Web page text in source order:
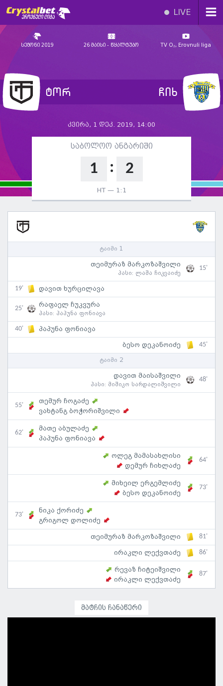
LIVE
სეზონი 2019 26 მაისი - წყალტუბო TV O₂, Erovnuli liga
ტორ ჩიხ
კვირა, 1 დეკ. 2019, 14:00
საბოლოო ანგარიში
1 : 2
HT — 1:1
ტაიმი 1
თეიმურაზ მარკოზაშვილი
პასი: ლაშა ჩიკვაიძე
15'
19' დავით ხურცილავა
25' რაფაელ ჩუკვურა
პასი: პაპუნა ფონიავა
40' პაპუნა ფონიავა
ბესო დეკანოიძე 45'
ტაიმი 2
დავით მაისაშვილი
პასი: მიშიკო სარდალიშვილი
48'
55'
თემურ ჩოგაძე
ვახტანგ ბოჭორიშვილი
62'
მათე აბულაძე
პაპუნა ფონიავა
ოლეგ მამასახლისი
დემურ ჩიხლაძე
64'
მიხეილ ერგემლიძე
ბესო დეკანოიძე
73'
73'
ნიკა ქორიძე
გრიგოლ დოლიძე
თეიმურაზ მარკოზაშვილი 81'
ირაკლი ლექვთაძე 86'
რევაზ ჩიტეიშვილი
ირაკლი ლექვთაძე
87'
მატჩის ჩანაწერი